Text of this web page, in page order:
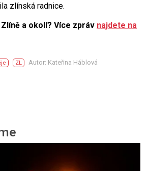
zlínská radnice.
a okolí? Více zpráv najdete na
ZL Autor: Kateřina Háblová